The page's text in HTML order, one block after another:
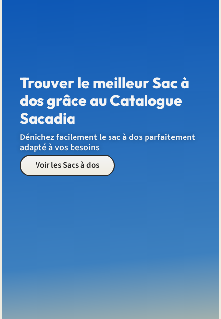
Trouver le meilleur Sac à
dos grâce au Catalogue
Sacadia
Dénichez facilement le sac à dos parfaitement
adapté à vos besoins
Voir les Sacs à dos